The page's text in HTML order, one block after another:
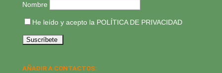
Nombre
He leído y acepto la POLÍTICA DE PRIVACIDAD
AÑADIR A CONTACTOS: